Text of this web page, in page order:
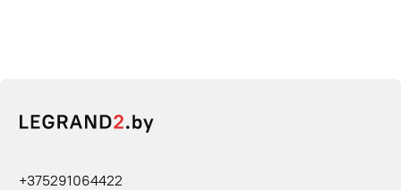
+375291064422